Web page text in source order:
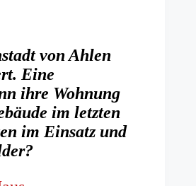
von Ahlen
Eine
ihre Wohnung
im letzten
im Einsatz und